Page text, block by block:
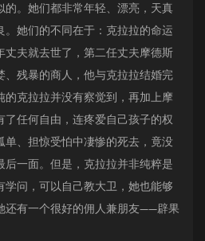
的。她们都非常年轻、漂亮，天真
她们的不同在于：克拉拉的命运
丈夫就去世了，第二任丈夫摩德斯
、残暴的商人，他与克拉拉结婚完
克拉拉并没有察觉到，再加上摩
任何自由，连疼爱自己孩子的权
单、担惊受怕中凄惨的死去，竟没
一面。但是，克拉拉并非纯粹是
问，可以自己教大卫，她也能够
还有一个很好的佣人兼朋友——辟果